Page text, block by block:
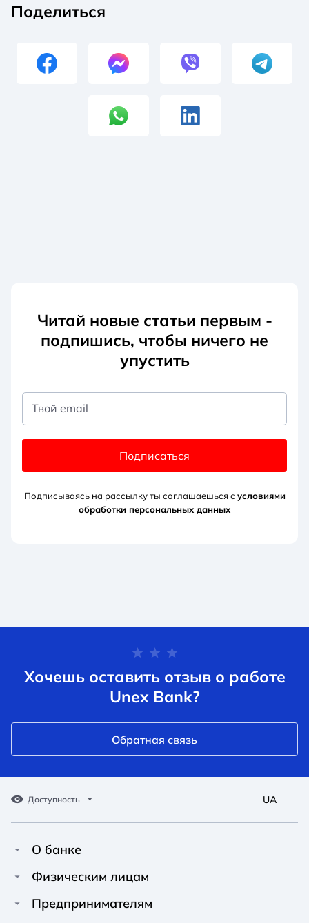
Поделиться
Читай новые статьи первым -
подпишись, чтобы ничего не
упустить
Твой email
Подписаться
Подписываясь на рассылку ты соглашаешься с условиями
обработки персональных данных
Хочешь оставить отзыв о работе
Unex Bank?
Обратная связь
Доступность
A A
Обычный
A A
Средний
A A
Большой
UA
О банке
Про Unex Bank
Физическим лицам
Кредиты
Предпринимателям